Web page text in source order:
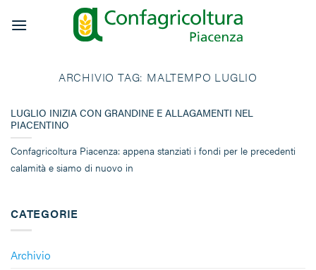
ARCHIVIO TAG: MALTEMPO LUGLIO
CATEGORIE
Archivio
LUGLIO INIZIA CON GRANDINE E ALLAGAMENTI NEL
PIACENTINO
Confagricoltura Piacenza: appena stanziati i fondi per le precedenti
calamità e siamo di nuovo in